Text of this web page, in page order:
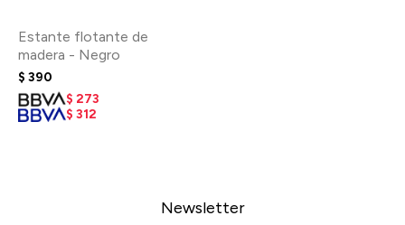
Estante flotante de
madera - Negro
$ 390
$ 273
$ 312
Newsletter